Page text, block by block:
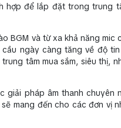
hợp để lắp đặt trong trung
BGM và từ xa khả năng mic
ngày càng tăng về độ
tâm mua sắm, siêu thị,
pháp âm thanh chuyên
mang đến cho các đơn vị